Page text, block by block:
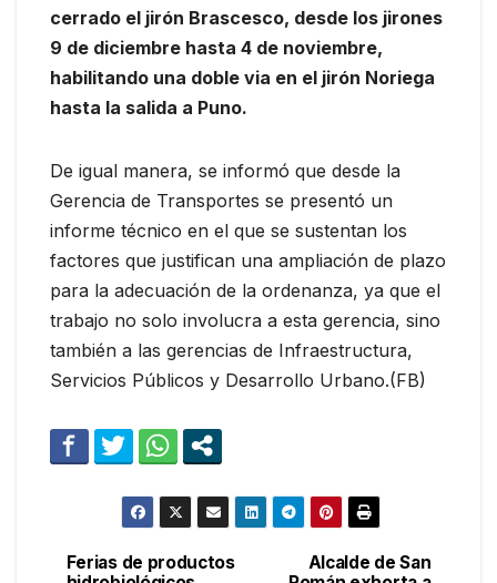
cerrado el jirón Brascesco, desde los jirones
9 de diciembre hasta 4 de noviembre,
habilitando una doble via en el jirón Noriega
hasta la salida a Puno.
De igual manera, se informó que desde la
Gerencia de Transportes se presentó un
informe técnico en el que se sustentan los
factores que justifican una ampliación de plazo
para la adecuación de la ordenanza, ya que el
trabajo no solo involucra a esta gerencia, sino
también a las gerencias de Infraestructura,
Servicios Públicos y Desarrollo Urbano.(FB)
Alcalde de San
Ferias de productos